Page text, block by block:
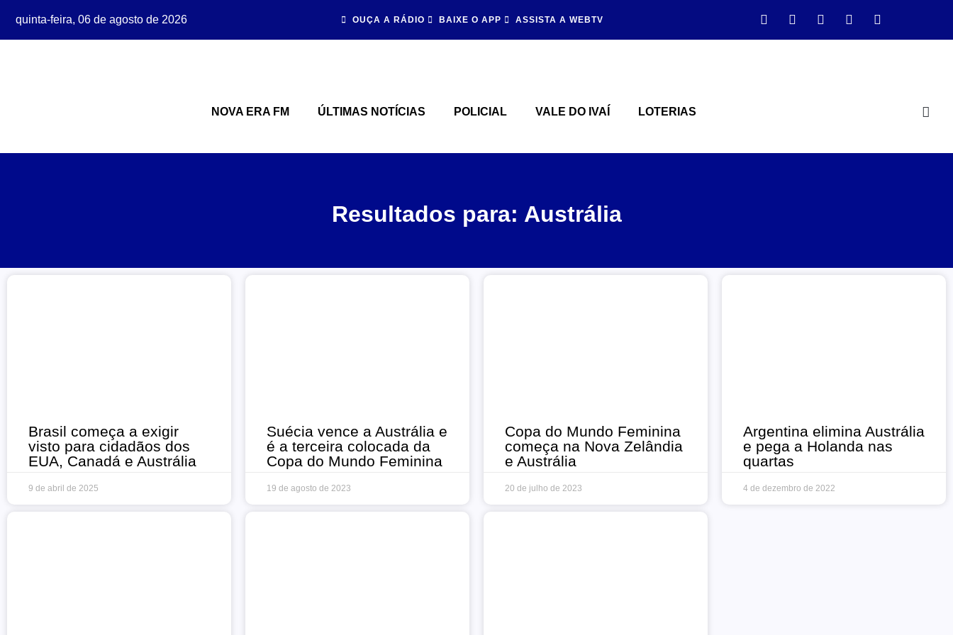
quinta-feira, 06 de agosto de 2026 OUÇA A RÁDIO BAIXE O APP ASSISTA A WEBTV
NOVA ERA FM ÚLTIMAS NOTÍCIAS POLICIAL VALE DO IVAÍ LOTERIAS
Resultados para: Austrália
Brasil começa a exigir
visto para cidadãos dos
EUA, Canadá e Austrália
9 de abril de 2025
Suécia vence a Austrália e
é a terceira colocada da
Copa do Mundo Feminina
19 de agosto de 2023
Copa do Mundo Feminina
começa na Nova Zelândia
e Austrália
20 de julho de 2023
Argentina elimina Austrália
e pega a Holanda nas
quartas
4 de dezembro de 2022